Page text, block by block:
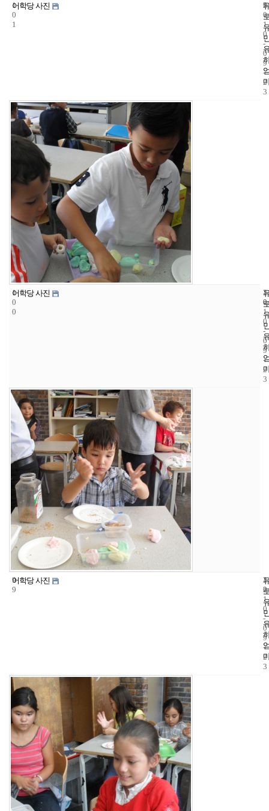
1
0
1
어학당 사진 9
2
0
1
0
-
0
9
-
2
3
1
0
0
어학당 사진
1
0
2
0
1
0
-
0
9
-
2
3
9
9
어학당 사진
1
2
2
0
1
0
-
0
9
-
2
3